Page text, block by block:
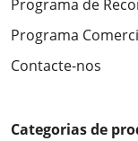
Programa de
Programa
Contacte-nos
Categorias de